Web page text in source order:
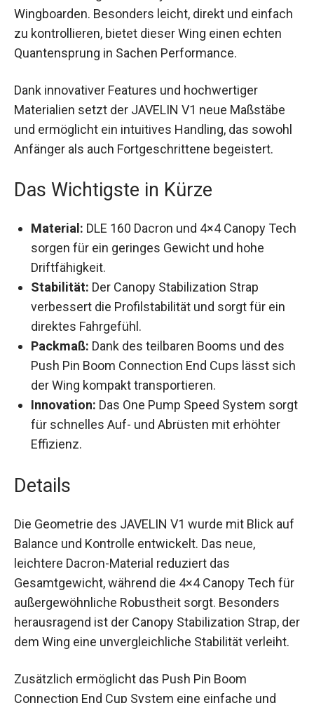
Wingboarden. Besonders leicht, direkt und
einfach zu kontrollieren, bietet dieser Wing einen
echten Quantensprung in Sachen Performance.
Dank innovativer Features und hochwertiger
Materialien setzt der JAVELIN V1 neue Maßstäbe
und ermöglicht ein intuitives Handling, das
sowohl Anfänger als auch Fortgeschrittene
Das Wichtigste in Kürze
Material:DLE 160 Dacron und 4×4 Canopy
Tech sorgen für ein geringes Gewicht und
hohe Driftfähigkeit.
Stabilität:Der Canopy Stabilization Strap
verbessert die Profilstabilität und sorgt für ein
direktes Fahrgefühl.
Packmaß:Dank des teilbaren Booms und des
Push Pin Boom Connection End Cups lässt
sich der Wing kompakt transportieren.
Innovation:Das One Pump Speed System
sorgt für schnelles Auf- und Abrüsten mit
Die Geometrie des JAVELIN V1 wurde mit Blick
auf Balance und Kontrolle entwickelt. Das neue,
leichtere Dacron-Material reduziert das
Gesamtgewicht, während die 4×4 Canopy Tech
für außergewöhnliche Robustheit sorgt.
Besonders herausragend ist der Canopy
unvergleichliche Stabilität verleiht.